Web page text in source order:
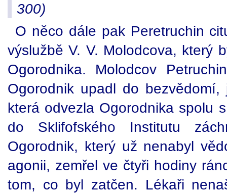
300)
O něco dále pak Peretruchin
výslužbě V. V. Molodcova, který
Ogorodnika. Molodcov
Ogorodnik upadl do
která odvezla Ogorodnika spolu
do Sklifofského Institutu
Ogorodnik, který už nenabyl
agonii, zemřel ve čtyři hodiny
tom, co byl zatčen. Lékaři